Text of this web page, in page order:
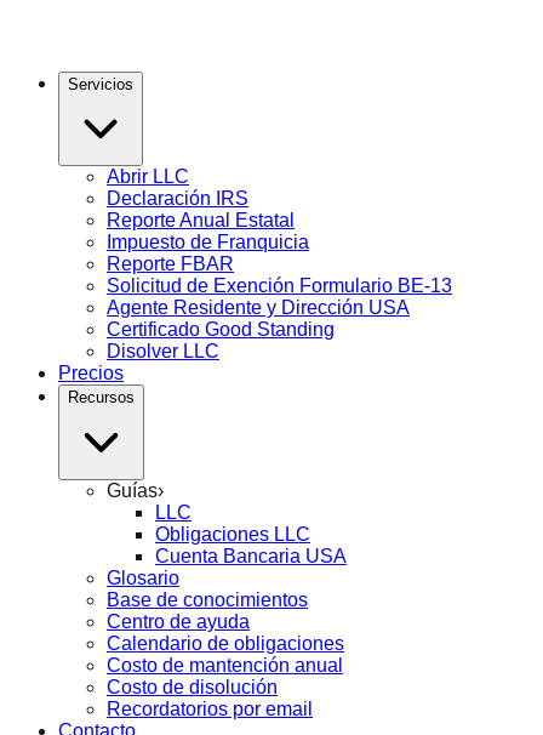
Servicios
Abrir LLC
Declaración IRS
Reporte Anual Estatal
Impuesto de Franquicia
Reporte FBAR
Solicitud de Exención Formulario BE-13
Agente Residente y Dirección USA
Certificado Good Standing
Disolver LLC
Precios
Recursos
Guías›
LLC
Obligaciones LLC
Cuenta Bancaria USA
Glosario
Base de conocimientos
Centro de ayuda
Calendario de obligaciones
Costo de mantención anual
Costo de disolución
Recordatorios por email
Contacto